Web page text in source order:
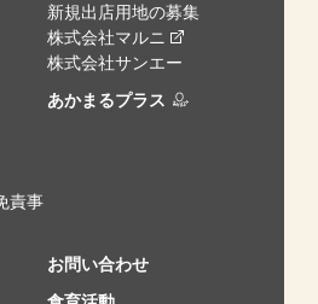
新規出店用地の募集
株式会社マルニ
株式会社サンエー
責事
あかまるプラス
お問い合わせ